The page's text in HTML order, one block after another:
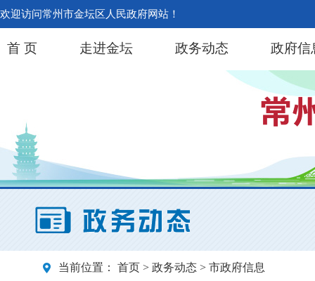
欢迎访问常州市金坛区人民政府网站！
首 页 走进金坛 政务动态 政府信
当前位置： 首页 > 政务动态 > 市政府信息